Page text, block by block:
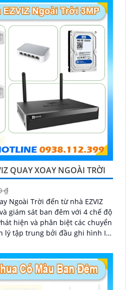
QUAY XOAY NGOÀI TRỜI
₫
Ngoài Trời đến từ nhà EZVIZ
giám sát ban đêm với 4 chế độ
hiện và phân biệt các chuyển
lý tập trung bởi đầu ghi hình IP